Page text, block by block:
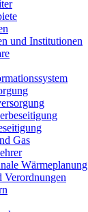
und Institutionen
Gas
Wärmeplanung
Verordnungen